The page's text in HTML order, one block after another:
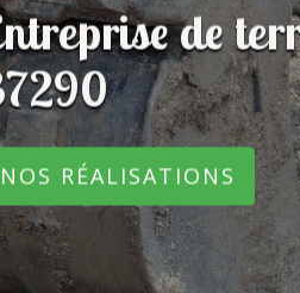
de
NOS RÉALISATIONS